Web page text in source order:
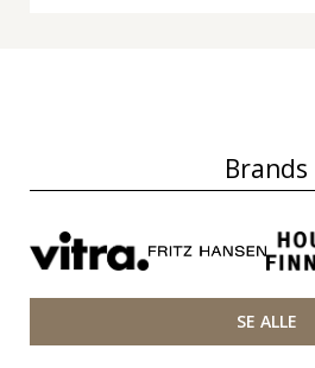
Brands
SE ALLE